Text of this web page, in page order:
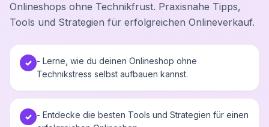
Onlineshops ohne Technikfrust. Praxisnahe Tipps,
Tools und Strategien für erfolgreichen Onlineverkauf.
✓ - Lerne, wie du deinen Onlineshop ohne
Technikstress selbst aufbauen kannst.
✓ - Entdecke die besten Tools und Strategien für einen